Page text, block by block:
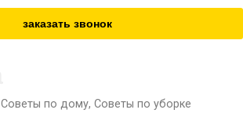
заказать звонок
Советы по дому, Советы по уборке